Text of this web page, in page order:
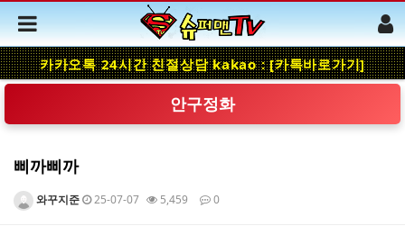
카카오톡 24시간 친절상담 kakao : [카톡바로가기]
안구정화
삐까삐까
와꾸지준 25-07-07 5,459 0